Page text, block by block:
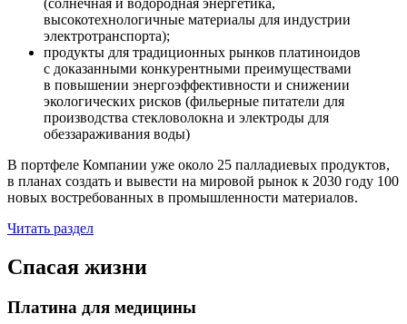
(солнечная и водородная энергетика,
высокотехнологичные материалы для индустрии
электротранспорта);
продукты для традиционных рынков платиноидов
с доказанными конкурентными преимуществами
в повышении энергоэффективности и снижении
экологических рисков (фильерные питатели для
производства стекловолокна и электроды для
обеззараживания воды)
В портфеле Компании уже около 25 палладиевых продуктов,
в планах создать и вывести на мировой рынок к 2030 году 100
новых востребованных в промышленности материалов.
Читать раздел
Спасая жизни
Платина для медицины